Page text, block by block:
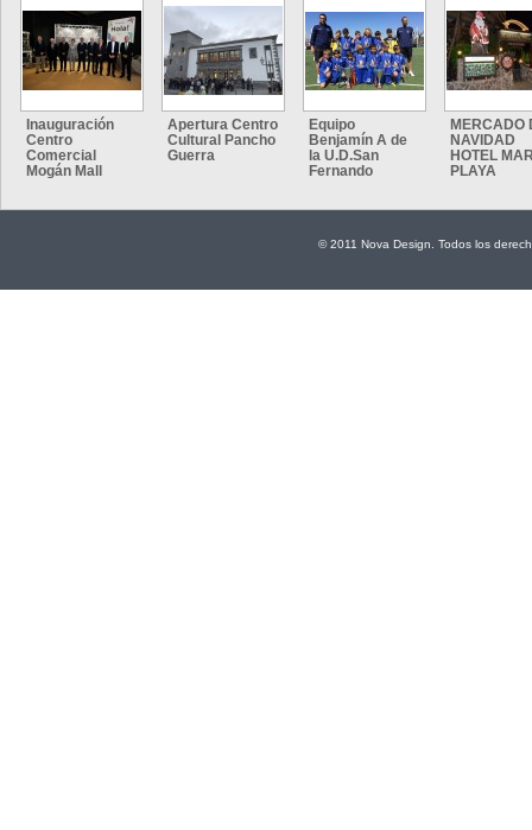
Inauguración
Centro
Comercial
Mogán Mall
Apertura Centro
Cultural Pancho
Guerra
Equipo
Benjamín A de
la U.D.San
Fernando
MERCADO
NAVIDAD
HOTEL
PLAYA
© 2011 Nova Design. Todos los